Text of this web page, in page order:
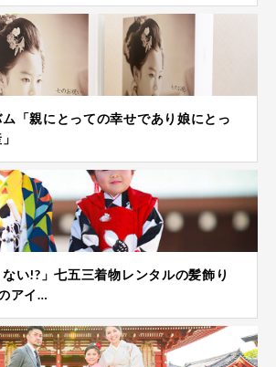
「親にとっての幸せであり娘にとっ
ない!?」七五三着物レンタルの髪飾り
アイ…